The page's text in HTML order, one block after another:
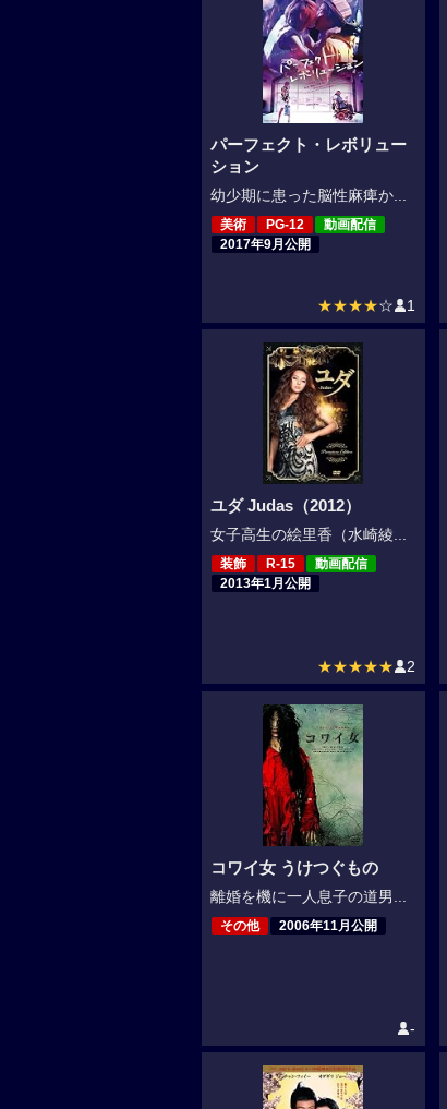
パーフェクト・レボリュー
ション
幼少期に患った脳性麻痺か...
美術 PG-12
動画配信
2017年9月公開
★★★★☆ 1
ユダ Judas（2012）
女子高生の絵里香（水崎綾...
装飾 R-15
動画配信
2013年1月公開
★★★★★ 2
コワイ女 うけつぐもの
離婚を機に一人息子の道男...
その他 2006年11月公開
-